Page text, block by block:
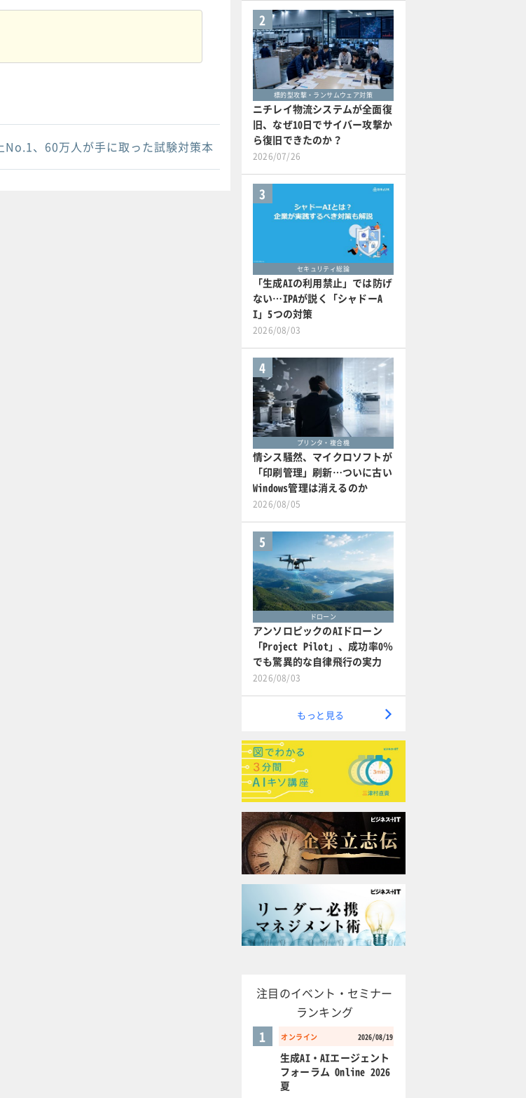
、60万人が手に取った試験対策本
2
標的型攻撃・ランサムウェア対策
ニチレイ物流システムが全面復
旧、なぜ10日でサイバー攻撃か
ら復旧できたのか？
2026/07/26
3
セキュリティ総論
「生成AIの利用禁止」では防げ
ない…IPAが説く「シャドーA
I」5つの対策
2026/08/03
4
プリンタ・複合機
情シス騒然、マイクロソフトが
「印刷管理」刷新…ついに古い
Windows管理は消えるのか
2026/08/05
5
ドローン
アンソロピックのAIドローン
「Project Pilot」、成功率0％
でも驚異的な自律飛行の実力
2026/08/03
もっと見る
注目のイベント・セミナー
ランキング
オンライン 2026/08/19
1
生成AI・AIエージェント
フォーラム Online 2026
夏